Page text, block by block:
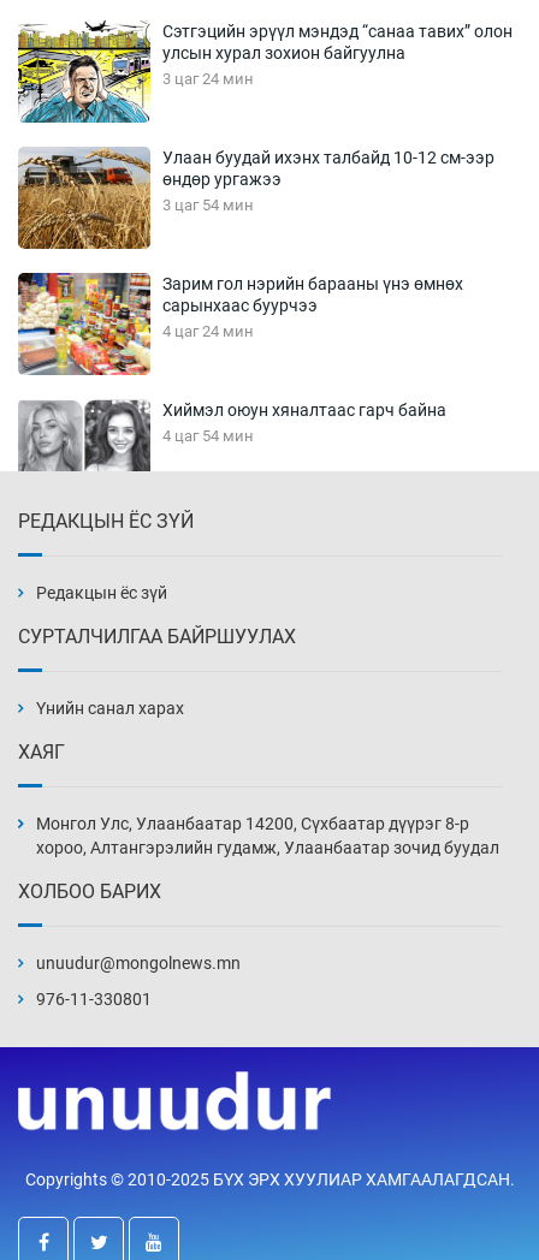
Сэтгэцийн эрүүл мэндэд “санаа тавих” олон
улсын хурал зохион байгуулна
3 цаг 24 мин
Улаан буудай ихэнх талбайд 10-12 см-ээр
өндөр ургажээ
3 цаг 54 мин
Зарим гол нэрийн барааны үнэ өмнөх
сарынхаас буурчээ
4 цаг 24 мин
Хиймэл оюун хяналтаас гарч байна
4 цаг 54 мин
5 цаг 24 мин
нэмэгджээ
5 цаг 54 мин
6 цаг 24 мин
6 цаг 54 мин
үйлчилж буй гэв
7 цаг 24 мин
РЕДАКЦЫН ЁС ЗҮЙ
Редакцын ёс зүй
СУРТАЛЧИЛГАА БАЙРШУУЛАХ
Үнийн санал харах
ХАЯГ
Монгол Улс, Улаанбаатар 14200, Сүхбаатар дүүрэг 8-р
хороо, Алтангэрэлийн гудамж, Улаанбаатар зочид буудал
ХОЛБОО БАРИХ
unuudur@mongolnews.mn
976-11-330801
Copyrights © 2010-2025 БҮХ ЭРХ ХУУЛИАР ХАМГААЛАГДСАН.